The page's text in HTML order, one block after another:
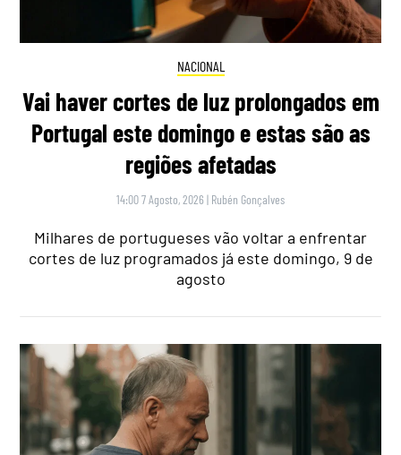
NACIONAL
Vai haver cortes de luz prolongados em
Portugal este domingo e estas são as
regiões afetadas
14:00 7 Agosto, 2026 | Rubén Gonçalves
Milhares de portugueses vão voltar a enfrentar
cortes de luz programados já este domingo, 9 de
agosto